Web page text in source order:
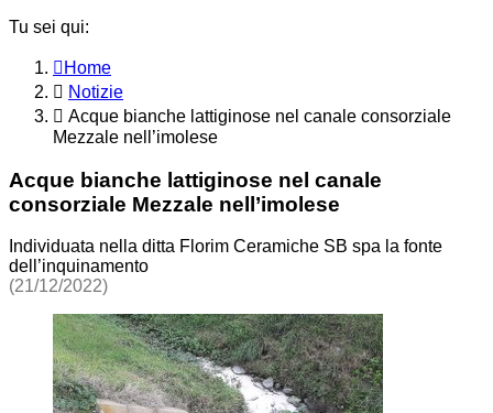
Tu sei qui:
Home
Notizie
Acque bianche lattiginose nel canale consorziale
Mezzale nell’imolese
Acque bianche lattiginose nel canale
consorziale Mezzale nell’imolese
Individuata nella ditta Florim Ceramiche SB spa la fonte
dell’inquinamento
(21/12/2022)